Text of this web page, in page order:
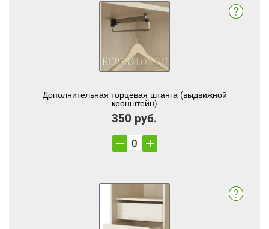
Дополнительная торцевая штанга (выдвижной
кронштейн)
350 руб.